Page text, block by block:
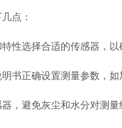
点：
选择合适的传感器，以
正确设置测量参数，如
避免灰尘和水分对测量